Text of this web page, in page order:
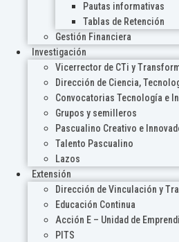
Pautas informativas
Tablas de Retención
Gestión Financiera
Investigación
Vicerrector de CTi y
Dirección de Ciencia,
Convocatorias Tecnología e
Grupos y semilleros
Pascualino Creativo e
Talento Pascualino
Lazos
Extensión
Dirección de Vinculación y
Educación Continua
Acción E – Unidad de
PITS